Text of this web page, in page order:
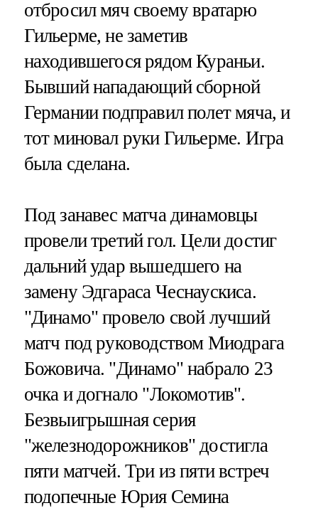
отбросил мяч своему вратарю
Гильерме, не заметив
находившегося рядом Кураньи.
Бывший нападающий сборной
Германии подправил полет мяча, и
тот миновал руки Гильерме. Игра
была сделана.
Под занавес матча динамовцы
провели третий гол. Цели достиг
дальний удар вышедшего на
замену Эдгараса Чеснаускиса.
"Динамо" провело свой лучший
матч под руководством Миодрага
Божовича. "Динамо" набрало 23
очка и догнало "Локомотив".
Безвыигрышная серия
"железнодорожников" достигла
пяти матчей. Три из пяти встреч
подопечные Юрия Семина